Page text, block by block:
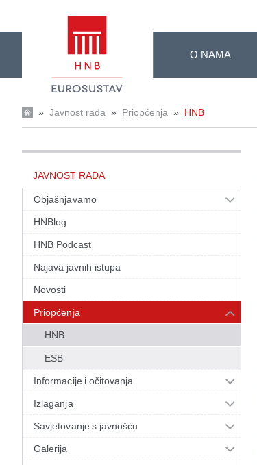
O NAMA
» Javnost rada » Priopćenja » HNB
JAVNOST RADA
Objašnjavamo
HNBlog
HNB Podcast
Najava javnih istupa
Novosti
Priopćenja
HNB
ESB
Informacije i očitovanja
Izlaganja
Savjetovanje s javnošću
Galerija